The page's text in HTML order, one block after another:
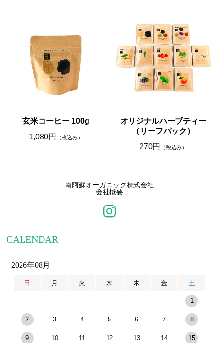
玄米コーヒー 100g
1,080円
（税込み）
オリジナルハーブティー
（リーフパック）
270円
（税込み）
南阿蘇オーガニック株式会社
会社概要
CALENDAR
2026年08月
日 月 火 水 木 金 土
1
2 3 4 5 6 7 8
9 10 11 12 13 14 15